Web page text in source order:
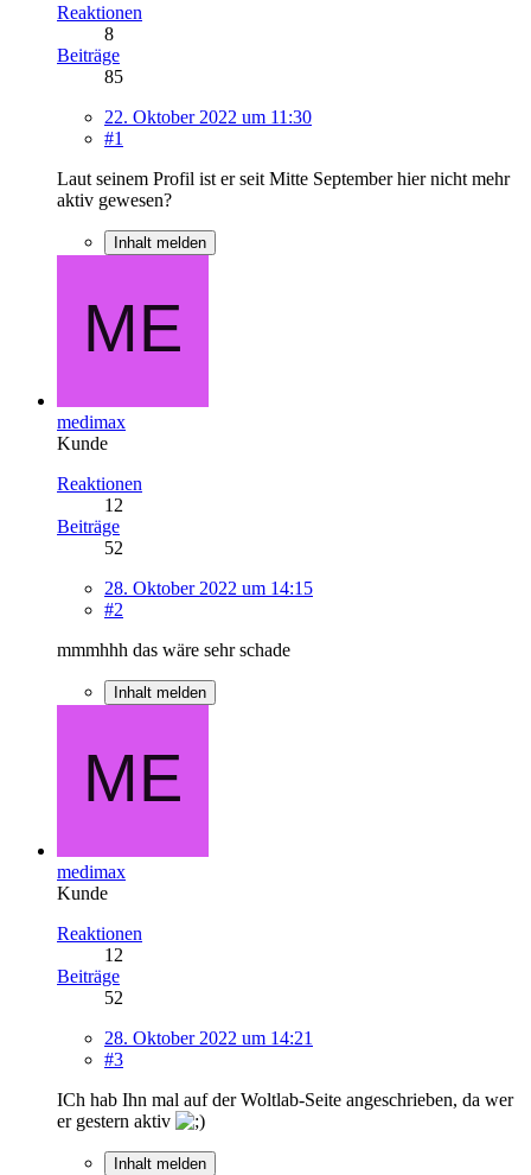
Reaktionen
8
Beiträge
85
22. Oktober 2022 um 11:30
#1
Laut seinem Profil ist er seit Mitte September hier nicht mehr
aktiv gewesen?
Inhalt melden
medimax
Kunde
Reaktionen
12
Beiträge
52
28. Oktober 2022 um 14:15
#2
mmmhhh das wäre sehr schade
Inhalt melden
medimax
Kunde
Reaktionen
12
Beiträge
52
28. Oktober 2022 um 14:21
#3
ICh hab Ihn mal auf der Woltlab-Seite angeschrieben, da wer
er gestern aktiv
Inhalt melden